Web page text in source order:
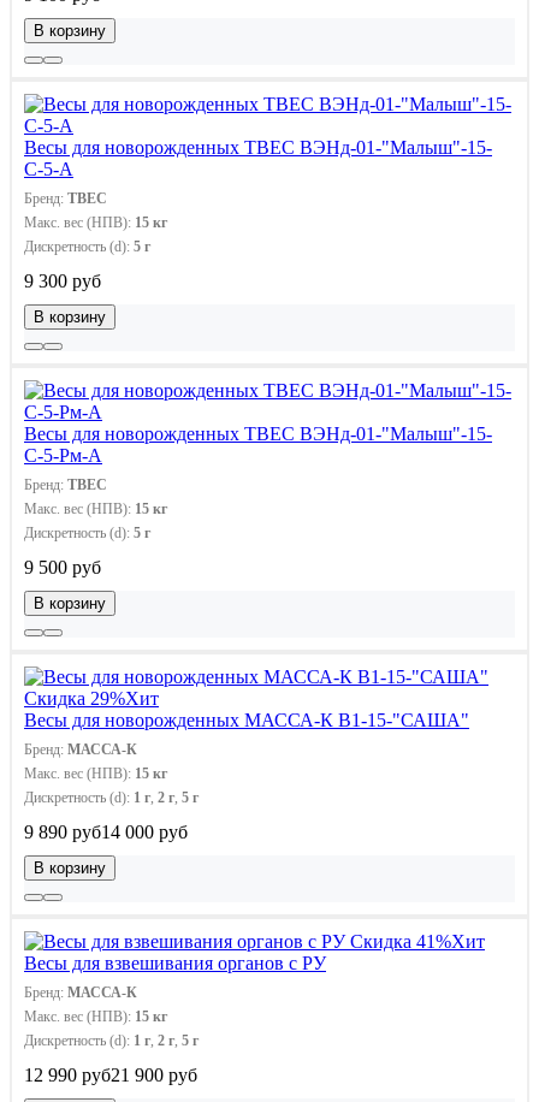
В корзину
Весы для новорожденных ТВЕС ВЭНд-01-"Малыш"-15-
С-5-А
Бренд: ТВЕС
Макс. вес (НПВ): 15 кг
Дискретность (d): 5 г
9 300 руб
В корзину
Весы для новорожденных ТВЕС ВЭНд-01-"Малыш"-15-
С-5-Рм-А
Бренд: ТВЕС
Макс. вес (НПВ): 15 кг
Дискретность (d): 5 г
9 500 руб
В корзину
Скидка 29%Хит
Весы для новорожденных МАССА-К В1-15-"САША"
Бренд: МАССА-К
Макс. вес (НПВ): 15 кг
Дискретность (d): 1 г, 2 г, 5 г
9 890 руб14 000 руб
В корзину
Скидка 41%Хит
Весы для взвешивания органов с РУ
Бренд: МАССА-К
Макс. вес (НПВ): 15 кг
Дискретность (d): 1 г, 2 г, 5 г
12 990 руб21 900 руб